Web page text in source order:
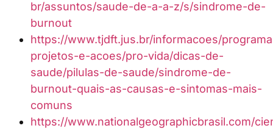
br/assuntos/saude-de-a-a-z/s/sindrome-de-
burnout
https://www.tjdft.jus.br/informacoes/
projetos-e-acoes/pro-vida/dicas-de-
saude/pilulas-de-saude/sindrome-de-
burnout-quais-as-causas-e-sintomas-mais-
comuns
https://www.nationalgeographicbrasil.com/